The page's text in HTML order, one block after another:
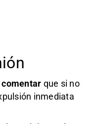
comentar que si no
inmediata